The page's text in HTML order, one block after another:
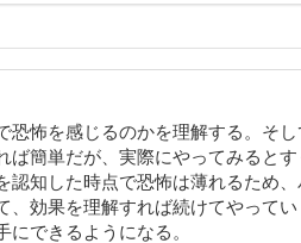
恐怖を感じるのかを理解する。そ
ば簡単だが、実際にやってみると
認知した時点で恐怖は薄れるため
、効果を理解すれば続けてやって
にできるようになる。